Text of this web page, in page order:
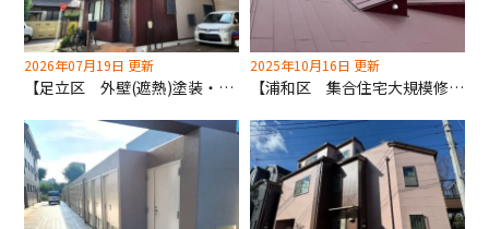
2026年07月19日 更新
【足立区 外壁(遮熱)塗装・屋根(遮熱)塗装工事】クリア検討も難しくお色のご提案させていただきました！
2025年10月16日 更新
【浦和区 集合住宅大規模修繕 屋根カバー工法・防水・付帯部塗装工事】大型物件も深井塗装は実績多数！